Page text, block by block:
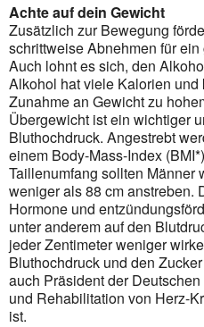
Achte auf dein Gewicht
Zusätzlich zur Bewegung
schrittweise Abnehmen für
Auch lohnt es sich, den
Alkohol hat viele Kalorien
Zunahme an Gewicht zu
Übergewicht ist ein wichtiger
Bluthochdruck. Angestrebt
einem Body-Mass-Index
Taillenumfang sollten Männer
weniger als 88 cm anstreben.
Hormone und
unter anderem auf den
jeder Zentimeter weniger
Bluthochdruck und den
auch Präsident der
und Rehabilitation von Herz-
ist.